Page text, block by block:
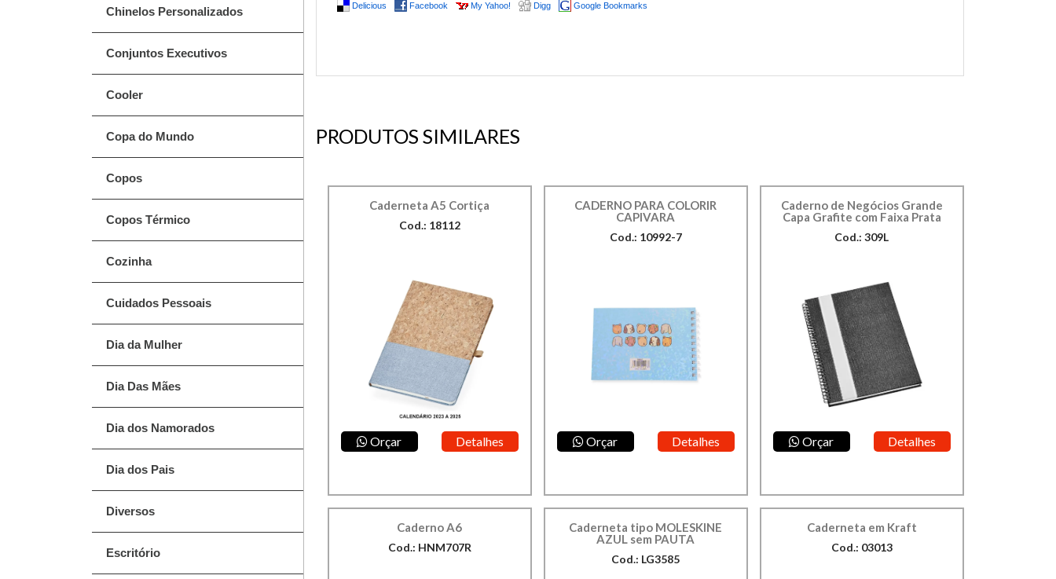
Chinelos Personalizados
Conjuntos Executivos
Cooler
Copa do Mundo
Copos
Copos Térmico
Cozinha
Cuidados Pessoais
Dia da Mulher
Dia Das Mães
Dia dos Namorados
Dia dos Pais
Diversos
Escritório
Delicious Facebook My Yahoo! Digg Google Bookmarks
PRODUTOS SIMILARES
Caderneta A5 Cortiça
Cod.: 18112
Orçar Detalhes
CADERNO PARA COLORIR
CAPIVARA
Cod.: 10992-7
Orçar Detalhes
Caderno de Negócios Grande
Capa Grafite com Faixa Prata
Cod.: 309L
Orçar Detalhes
Caderno A6
Cod.: HNM707R
Caderneta tipo MOLESKINE
AZUL sem PAUTA
Cod.: LG3585
Caderneta em Kraft
Cod.: 03013